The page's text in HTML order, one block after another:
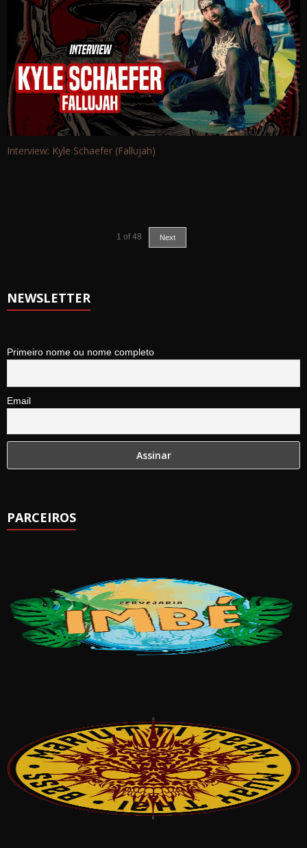
Interview: Kyle Schaefer (Fallujah)
1 of 48 Next
NEWSLETTER
Primeiro nome ou nome completo
Email
PARCEIROS